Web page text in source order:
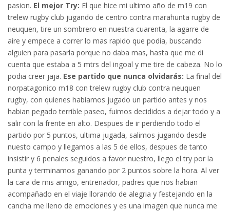
pasion. El mejor Try: El que hice mi ultimo año de m19 con
trelew rugby club jugando de centro contra marahunta rugby de
neuquen, tire un sombrero en nuestra cuarenta, la agarre de
aire y empece a correr lo mas rapido que podia, buscando
alguien para pasarla porque no daba mas, hasta que me di
cuenta que estaba a 5 mtrs del ingoal y me tire de cabeza. No lo
podia creer jaja. Ese partido que nunca olvidarás: La final del
norpatagonico m18 con trelew rugby club contra neuquen
rugby, con quienes habiamos jugado un partido antes y nos
habian pegado terrible paseo, fuimos decididos a dejar todo y a
salir con la frente en alto. Despues de ir perdiendo todo el
partido por 5 puntos, ultima jugada, salimos jugando desde
nuesto campo y llegamos a las 5 de ellos, despues de tanto
insistir y 6 penales seguidos a favor nuestro, llego el try por la
punta y terminamos ganando por 2 puntos sobre la hora. Al ver
la cara de mis amigo, entrenador, padres que nos habian
acompañado en el viaje llorando de alegria y festejando en la
cancha me lleno de emociones y es una imagen que nunca me